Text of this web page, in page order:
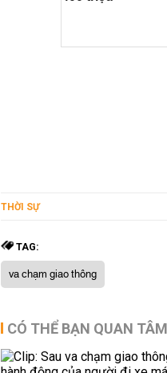
THỜI SỰ
TAG:
va chạm giao thông
CÓ THỂ BẠN QUAN TÂM